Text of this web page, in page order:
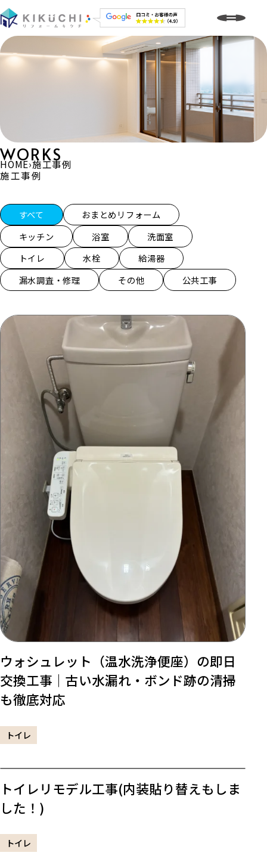
WORKS
施工事例
HOME›施工事例
施工事例一覧
すべて
おまとめリフォーム
キッチン
浴室
洗面室
トイレ
水栓
給湯器
漏水調査・修理
その他 公共工事
ウォシュレット（温水洗浄便座）の即日
交換工事｜古い水漏れ・ボンド跡の清掃
も徹底対応
トイレ
トイレリモデル工事(内装貼り替えもしま
した！)
トイレ